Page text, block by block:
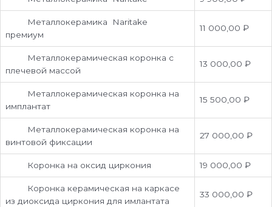
Металлокерамика Naritake
премиум
11 000,00 ₽
Металлокерамическая коронка с
плечевой массой
13 000,00 ₽
Металлокерамическая коронка на
имплантат
15 500,00 ₽
Металлокерамическая коронка на
винтовой фиксации
27 000,00 ₽
Коронка на оксид циркония 19 000,00 ₽
Коронка керамическая на каркасе
из диоксида циркония для имлантата
33 000,00 ₽